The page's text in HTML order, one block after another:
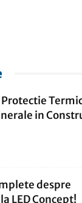
in
despre
LED Concept!